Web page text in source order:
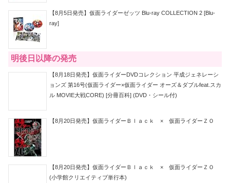
【8月5日発売】仮面ライダーゼッツ Blu-ray COLLECTION 2 [Blu-
ray]
明後日以降の発売
【8月18日発売】仮面ライダーDVDコレクション 平成ジェネレーシ
ョンズ 第16号(仮面ライダー×仮面ライダー オーズ＆ダブルfeat.スカ
ル MOVIE大戦CORE) [分冊百科] (DVD・シール付)
【8月20日発売】仮面ライダーＢｌａｃｋ × 仮面ライダーＺＯ
【8月20日発売】仮面ライダーＢｌａｃｋ × 仮面ライダーＺＯ
(小学館クリエイティブ単行本)